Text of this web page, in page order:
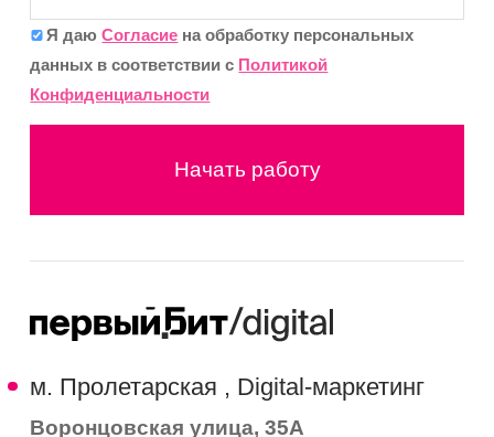
Я даюСогласие на обработку персональных
данных в соответствии с Политикой
Конфиденциальности
Начать работу
м. Пролетарская , Digital-маркетинг
Воронцовская улица, 35А